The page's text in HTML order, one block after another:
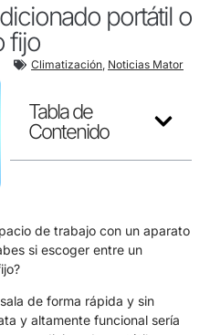
portátil o
fijo
Climatización, Noticias Mator
Tabla de
Contenido
de trabajo con un aparato
si escoger entre un
de forma rápida y sin
y altamente funcional sería